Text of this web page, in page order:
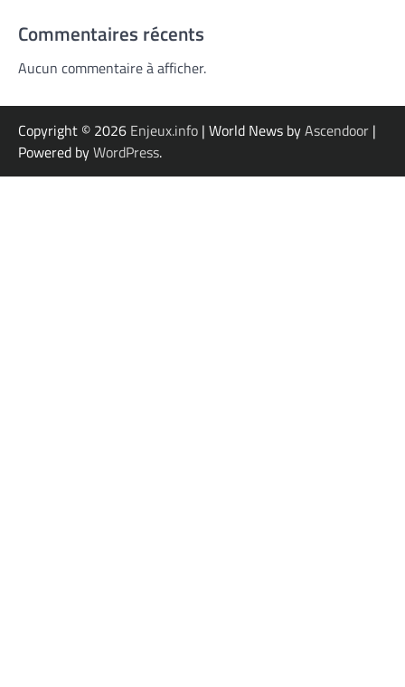
Commentaires récents
Aucun commentaire à afficher.
Copyright © 2026 Enjeux.info | World News byAscendoor |
Powered byWordPress.